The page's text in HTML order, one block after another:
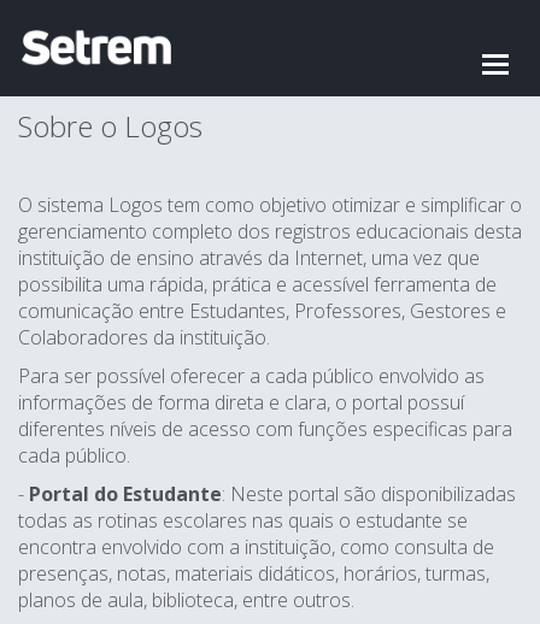
Sobre o Logos
O sistema Logos tem como objetivo otimizar e simplificar o
gerenciamento completo dos registros educacionais desta
instituição de ensino através da Internet, uma vez que
possibilita uma rápida, prática e acessível ferramenta de
comunicação entre Estudantes, Professores, Gestores e
Colaboradores da instituição.
Para ser possível oferecer a cada público envolvido as
informações de forma direta e clara, o portal possuí
diferentes níveis de acesso com funções especificas para
cada público.
- Portal do Estudante: Neste portal são disponibilizadas
todas as rotinas escolares nas quais o estudante se
encontra envolvido com a instituição, como consulta de
presenças, notas, materiais didáticos, horários, turmas,
planos de aula, biblioteca, entre outros.